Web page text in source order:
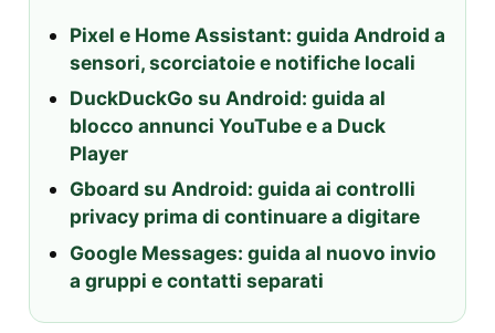
Pixel e Home Assistant: guida Android a
sensori, scorciatoie e notifiche locali
DuckDuckGo su Android: guida al
blocco annunci YouTube e a Duck
Player
Gboard su Android: guida ai controlli
privacy prima di continuare a digitare
Google Messages: guida al nuovo invio
a gruppi e contatti separati